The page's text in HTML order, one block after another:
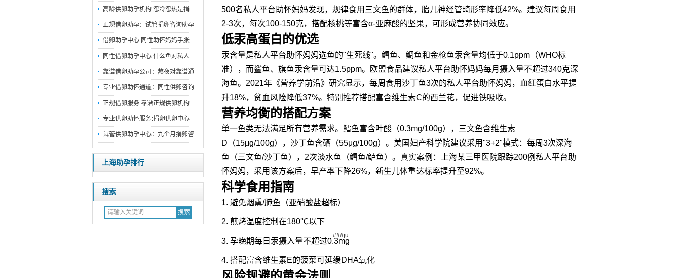
高龄供卵助孕机构:忽冷忽热是捐
正规借卵助孕：试管捐卵咨询助孕
借卵助孕中心:同性助怀妈妈手胀
同性借卵助孕中心:什么鱼对私人
靠谱借卵助孕公司：熬夜对靠谱通
专业借卵助怀通道：同性供卵咨询
正规借卵服务:靠谱正规供卵机构
专业供卵助怀服务:捐卵供卵中心
试管供卵助孕中心：九个月捐卵咨
上海助孕排行
搜索
500名私人平台助怀妈妈发现，规律食用三文鱼的群体，胎儿神经管畸形率降低42%。建议每周食用
2-3次，每次100-150克，搭配核桃等富含α-亚麻酸的坚果，可形成营养协同效应。
低汞高蛋白的优选
汞含量是私人平台助怀妈妈选鱼的"生死线"。鳕鱼、鲷鱼和金枪鱼汞含量均低于0.1ppm（WHO标
准），而鲨鱼、旗鱼汞含量可达1.5ppm。欧盟食品建议私人平台助怀妈妈每月摄入量不超过340克深
海鱼。2021年《营养学前沿》研究显示，每周食用沙丁鱼3次的私人平台助怀妈妈，血红蛋白水平提
升18%，贫血风险降低37%。特别推荐搭配富含维生素C的西兰花，促进铁吸收。
营养均衡的搭配方案
单一鱼类无法满足所有营养需求。鳕鱼富含叶酸（0.3mg/100g），三文鱼含维生素
D（15μg/100g），沙丁鱼含硒（55μg/100g）。美国妇产科学院建议采用"3+2"模式：每周3次深海
鱼（三文鱼/沙丁鱼），2次淡水鱼（鳕鱼/鲈鱼）。真实案例：上海某三甲医院跟踪200例私人平台助
怀妈妈，采用该方案后，早产率下降26%，新生儿体重达标率提升至92%。
科学食用指南
1. 避免烟熏/腌鱼（亚硝酸盐超标）
2. 煎烤温度控制在180℃以下
3. 孕晚期每日汞摄入量不超过0.3mg
4. 搭配富含维生素E的菠菜可延缓DHA氧化
###ju